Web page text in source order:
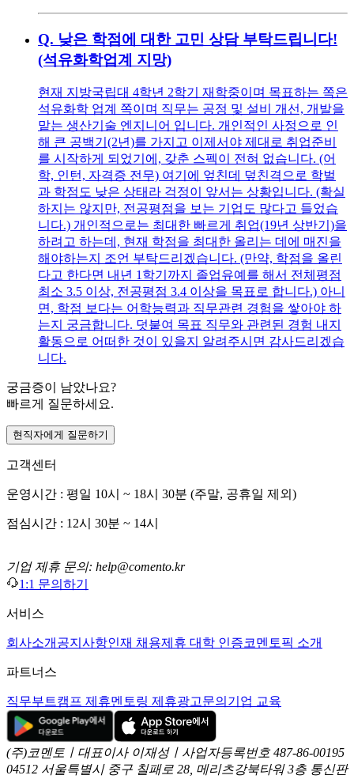
Q. 낮은 학점에 대한 고민 상담 부탁드립니다!
(석유화학업계 지망)
현재 지방국립대 4학년 2학기 재학중이며 목표하는 쪽은
석유화학 업계 쪽이며 직무는 공정 및 설비 개선, 개발을
맡는 생산기술 엔지니어 입니다. 개인적인 사정으로 인
해 큰 공백기(2년)를 가지고 이제서야 제대로 취업준비
를 시작하게 되었기에, 갖춘 스펙이 전혀 없습니다. (어
학, 인턴, 자격증 전무) 여기에 엎친데 덮친격으로 학벌
과 학점도 낮은 상태라 걱정이 앞서는 상황입니다. (확실
하지는 않지만, 전공평점을 보는 기업도 많다고 들었습
니다.) 개인적으로는 최대한 빠르게 취업(19년 상반기)을
하려고 하는데, 현재 학점을 최대한 올리는 데에 매진을
해야하는지 조언 부탁드리겠습니다. (만약, 학점을 올린
다고 한다면 내년 1학기까지 졸업유예를 해서 전체평점
최소 3.5 이상, 전공평점 3.4 이상을 목표로 합니다.) 아니
면, 학점 보다는 어학능력과 직무관련 경험을 쌓아야 하
는지 궁금합니다. 덧붙여 목표 직무와 관련된 경험 내지
활동으로 어떠한 것이 있을지 알려주시면 감사드리겠습
니다.
궁금증이 남았나요?
빠르게 질문하세요.
현직자에게 질문하기
고객센터
운영시간 : 평일 10시 ~ 18시 30분 (주말, 공휴일 제외)
점심시간 : 12시 30분 ~ 14시
기업 제휴 문의: help@comento.kr
1:1 문의하기
서비스
회사소개 공지사항인재 채용제휴 대학 인증코멘토픽 소개
파트너스
직무부트캠프 제휴멘토링 제휴광고문의 기업 교육
(주)코멘토ㅣ대표이사 이재성ㅣ사업자등록번호 487-86-00195
04512 서울특별시 중구 칠패로 28, 메리츠강북타워 3층 통신판